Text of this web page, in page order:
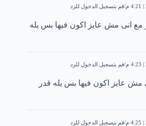
قم بتسجيل الدخول للرد
مع انى مش عايز اكون فيها بس يله
قم بتسجيل الدخول للرد
مش عايز اكون فيها بس يله قدر
قم بتسجيل الدخول للرد